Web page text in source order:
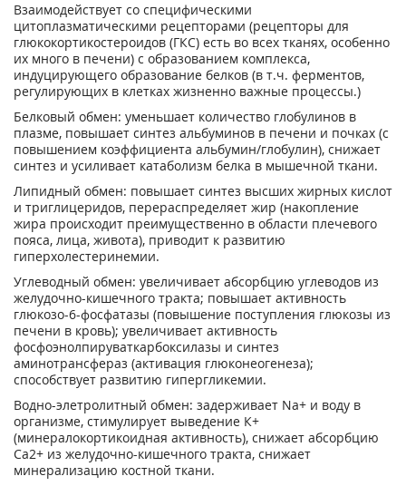
Взаимодействует со специфическими
цитоплазматическими рецепторами (рецепторы для
глюкокортикостероидов (ГКС) есть во всех тканях, особенно
их много в печени) с образованием комплекса,
индуцирующего образование белков (в т.ч. ферментов,
регулирующих в клетках жизненно важные процессы.)
Белковый обмен: уменьшает количество глобулинов в
плазме, повышает синтез альбуминов в печени и почках (с
повышением коэффициента альбумин/глобулин), снижает
синтез и усиливает катаболизм белка в мышечной ткани.
Липидный обмен: повышает синтез высших жирных кислот
и триглицеридов, перераспределяет жир (накопление
жира происходит преимущественно в области плечевого
пояса, лица, живота), приводит к развитию
гиперхолестеринемии.
Углеводный обмен: увеличивает абсорбцию углеводов из
желудочно-кишечного тракта; повышает активность
глюкозо-6-фосфатазы (повышение поступления глюкозы из
печени в кровь); увеличивает активность
фосфоэнолпируваткарбоксилазы и синтез
аминотрансфераз (активация глюконеогенеза);
способствует развитию гипергликемии.
Водно-элетролитный обмен: задерживает Na+ и воду в
организме, стимулирует выведение К+
(минералокортикоидная активность), снижает абсорбцию
Са2+ из желудочно-кишечного тракта, снижает
минерализацию костной ткани.